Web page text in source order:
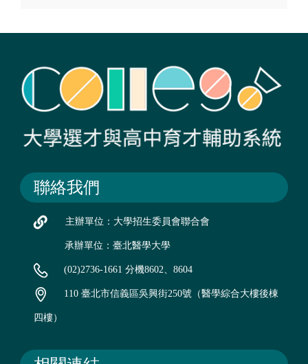
聯絡我們
主辦單位：大學招生委員會聯合會
承辦單位：臺北醫學大學
(02)2736-1661 分機8602、8604
110 臺北市信義區吳興街250號（醫學綜合大樓後棟
四樓）